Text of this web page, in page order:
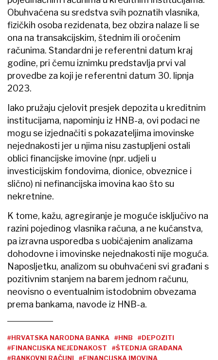
Obuhvaćena su sredstva svih poznatih vlasnika,
fizičkih osoba rezidenata, bez obzira nalaze li se
ona na transakcijskim, štednim ili oročenim
računima. Standardni je referentni datum kraj
godine, pri čemu iznimku predstavlja prvi val
provedbe za koji je referentni datum 30. lipnja
2023.
Iako pružaju cjelovit presjek depozita u kreditnim
institucijama, napominju iz HNB-a, ovi podaci ne
mogu se izjednačiti s pokazateljima imovinske
nejednakosti jer u njima nisu zastupljeni ostali
oblici financijske imovine (npr. udjeli u
investicijskim fondovima, dionice, obveznice i
slično) ni nefinancijska imovina kao što su
nekretnine.
K tome, kažu, agregiranje je moguće isključivo na
razini pojedinog vlasnika računa, a ne kućanstva,
pa izravna usporedba s uobičajenim analizama
dohodovne i imovinske nejednakosti nije moguća.
Naposljetku, analizom su obuhvaćeni svi građani s
pozitivnim stanjem na barem jednom računu,
neovisno o eventualnim istodobnim obvezama
prema bankama, navode iz HNB-a.
#HRVATSKA NARODNA BANKA #HNB
#DEPOZITI
#FINANCIJSKA NEJEDNAKOST
#ŠTEDNJA GRAĐANA
#BANKOVNI RAČUNI
#FINANCIJSKA IMOVINA